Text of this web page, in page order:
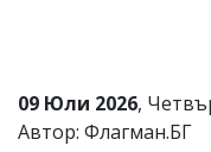
Ако
откриете
09 Юли 2026,
Автор: Флагман.БГ